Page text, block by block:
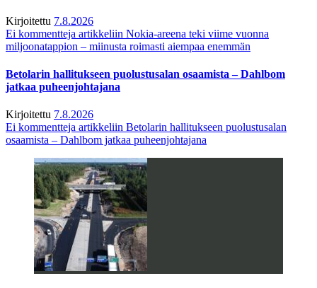
Kirjoitettu 7.8.2026
Ei kommentteja artikkeliin Nokia-areena teki viime vuonna
miljoonatappion – miinusta roimasti aiempaa enemmän
Betolarin hallitukseen puolustusalan osaamista – Dahlbom
jatkaa puheenjohtajana
Kirjoitettu 7.8.2026
Ei kommentteja artikkeliin Betolarin hallitukseen puolustusalan
osaamista – Dahlbom jatkaa puheenjohtajana